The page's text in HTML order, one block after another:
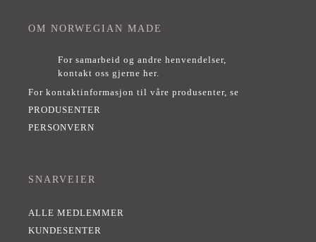
OM NORWEGIAN MADE
For samarbeid og andre henvendelser,
kontakt oss gjerne her.
For kontaktinformasjon til våre produsenter, se
PRODUSENTER
PERSONVERN
SNARVEIER
ALLE MEDLEMMER
KUNDESENTER